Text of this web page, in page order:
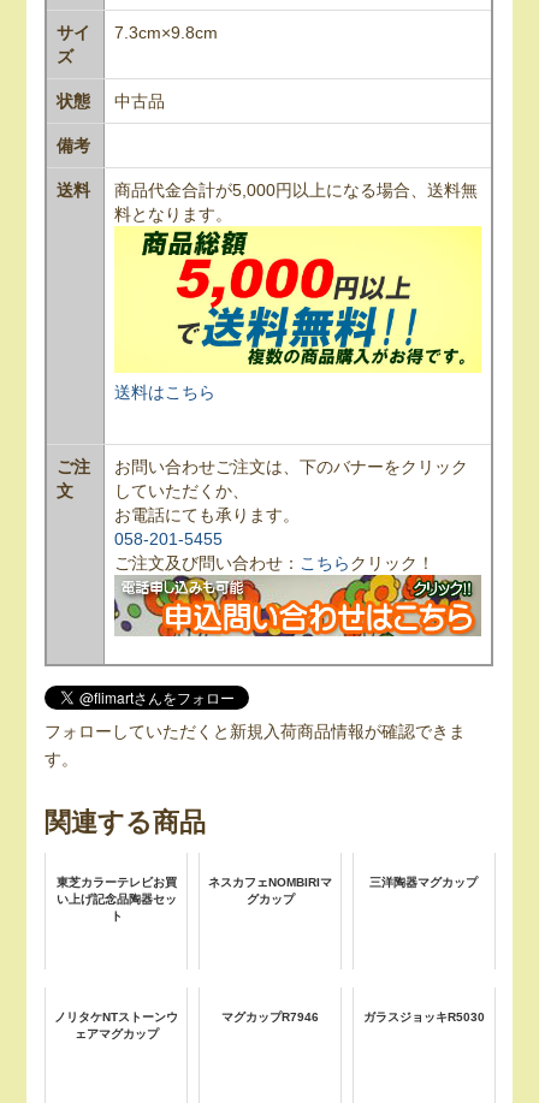
サイ
ズ
7.3cm×9.8cm
状態 中古品
備考
送料
商品代金合計が5,000円以上になる場合、送料無
料となります。
送料はこちら
ご注
文
お問い合わせご注文は、下のバナーをクリック
していただくか、
お電話にても承ります。
058-201-5455
ご注文及び問い合わせ： こちらクリック！
フォローしていただくと新規入荷商品情報が確認できま
す。
関連する商品
東芝カラーテレビお買
い上げ記念品陶器セッ
ト
ネスカフェNOMBIRIマ
グカップ
三洋陶器マグカップ
ノリタケNTストーンウ
ェアマグカップ
マグカップR7946 ガラスジョッキR5030